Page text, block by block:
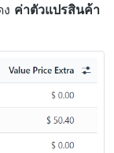
ค่าตัวแปรสินค้า